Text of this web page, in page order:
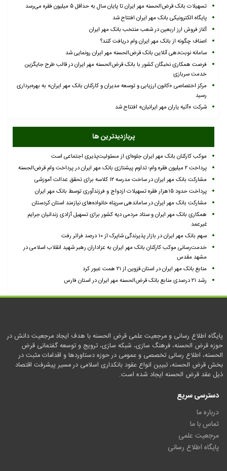
تسهیلات بانک قرض‌الحسنه مهر ایران تا پایان سال به حداقل ۵ میلیون فقره می‌رسد
پایگاه الکترونیکی بانک مهر ایران افتتاح شد
آغاز فروش ارز اربعین در شعب منتخب بانک مهر ایران
اصناف چگونه از بانک مهر ایران وام دریافت کنند؟
سامانه نوبت‌دهی آنلاین بانک قرض‌الحسنه مهر ایران رونمایی شد
فرصت همکاری نخبگان کشور با بانک قرض‌الحسنه مهر ایران در قالب طرح جایگزین
خدمت سربازی
مرکز اختصاصی «کانون ارزیابی و توسعه مدیران و کارکنان بانک مهر ایران» به بهره‌برداری
رسید
شرکت «آتیه یاران مهر ایرانیان» افتتاح شد
پربازدیدترین ها
موکب کارکنان بانک مهر ایران جلوه‌ای از مسئولیت‌پذیری اجتماعی است
پرداخت ۲ میلیون فقره وام؛ تداوم پیشتازی بانک مهر ایران در پرداخت وام قرض‌الحسنه
مشارکت بانک مهر ایران در ساخت مدرسه ۱۲ کلاسه برای تحقق عدالت آموزشی
پرداخت حدود ۱۵هزار فقره تسهیلات ازدواج و فرزندآوری توسط بانک مهر ایران
مشارکت بانک مهر ایران در ساماندهی سرپناه خانواده‌های نیازمند استان کردستان
همکاری بانک مهر ایران و ستاد مردمی دیه کشور برای تسهیل آزادی زندانیان جرایم
غیرعمد
سهم بانک مهر ایران در بازار پذیرندگی شاپرک از ۱۰ درصد فراتر رفت
خدمت‌رسانی موکب کارکنان بانک مهر ایران به عزاداران رهبر شهید انقلاب اسلامی در
مشهد مقدس
منابع بانک مهر ایران در استان قزوین از ۲۱ همت عبور کرد
رشد ۲۱ درصدی منابع بانک قرض‌الحسنه مهر ایران در استان فارس
پایگاه اطلاع رسانی و مرجعیت علمی قرض الحسنه با هدف ایجاد مرجعیت دانش در
حوزه قرض الحسنه، فرهنگ سازی، شبکه سازی، ترویج و توسعه گفتمانی قرض
الحسنه، اطلاع رسانی تخصصی و عمومی در حوزه دستاوردها و اقدامات مثبت در
بخش قرض الحسنه، تبیین انواع عقود بانکداری اسلامی در مسیر پیشرفت اقتصاد
ذیل عقد قرض الحسنه ایجاد شده است.
دسترسی سریع
درباره ما
تماس با ما
مرجعیت علمی
پایگاه اطلاع رسانی